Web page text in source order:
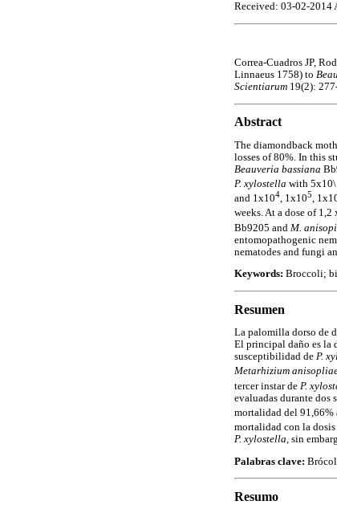
Received: 03-02-2014
Correa-Cuadros JP,
Linnaeus 1758) to
Scientiarum 19(2):
Abstract
The diamondback moth
losses of 80%. In this
Beauveria bassiana
P. xylostella with
and 1x104, 1x105,
weeks. At a dose of 1,2
Bb9205 and M.
entomopathogenic
nematodes and fungi
Keywords: Broccoli;
Resumen
La palomilla dorso de
El principal daño es la
susceptibilidad de P.
Metarhizium
tercer instar de P.
evaluadas durante dos
mortalidad del 91,66%
mortalidad con la
P. xylostella, sin
Palabras clave:
Resumo